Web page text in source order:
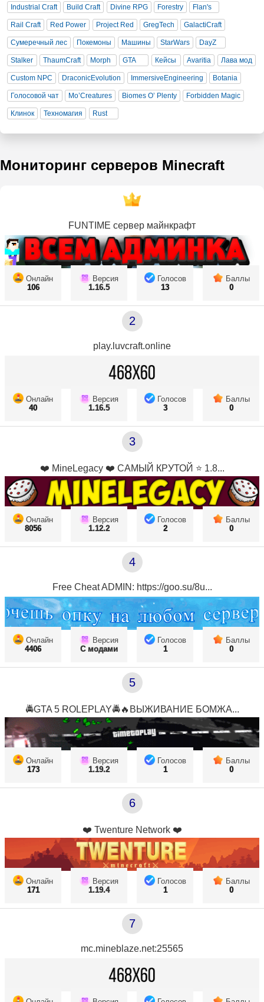
Industrial Craft Build Craft Divine RPG Forestry Flan's
Rail Craft Red Power Project Red GregTech GalactiCraft
Сумеречный лес Покемоны Машины StarWars DayZ
Stalker ThaumCraft Morph GTA Кейсы Avaritia Лава мод
Custom NPC DraconicEvolution ImmersiveEngineering Botania
Голосовой чат Mo’Creatures Biomes O’ Plenty Forbidden Magic
Клинок Техномагия Rust
Мониторинг серверов Minecraft
FUNTIME сервер майнкрафт
Онлайн
106
Версия
1.16.5
Голосов
13
Баллы
0
2
play.luvcraft.online
Онлайн
40
Версия
1.16.5
Голосов
3
Баллы
0
3
❤️ MineLegacy ❤️ САМЫЙ КРУТОЙ ⭐ 1.8...
Онлайн
8056
Версия
1.12.2
Голосов
2
Баллы
0
4
Free Cheat ADMIN: https://goo.su/8u...
Онлайн
4406
Версия
С модами
Голосов
1
Баллы
0
5
🚔GTA 5 ROLEPLAY🚔🔥ВЫЖИВАНИЕ БОМЖА...
Онлайн
173
Версия
1.19.2
Голосов
1
Баллы
0
6
❤️ Twenture Network ❤️
Онлайн
171
Версия
1.19.4
Голосов
1
Баллы
0
7
mc.mineblaze.net:25565